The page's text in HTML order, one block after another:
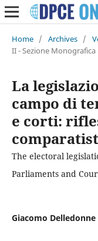
Home / Archives /
II - Sezione Monografica
La
campo di
e corti:
The electoral
Parliaments and
Giacomo Delledonne